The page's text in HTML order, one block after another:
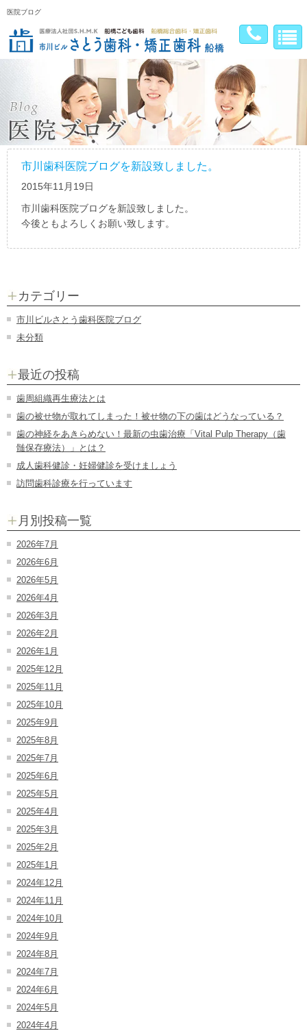
医院ブログ
市川歯科医院ブログを新設致しました。
2015年11月19日
市川歯科医院ブログを新設致しました。
今後ともよろしくお願い致します。
カテゴリー
市川ビルさとう歯科医院ブログ
未分類
最近の投稿
歯周組織再生療法とは
歯の被せ物が取れてしまった！被せ物の下の歯はどうなっている？
歯の神経をあきらめない！最新の虫歯治療「Vital Pulp Therapy（歯
髄保存療法）」とは？
成人歯科健診・妊婦健診を受けましょう
訪問歯科診療を行っています
月別投稿一覧
2026年7月
2026年6月
2026年5月
2026年4月
2026年3月
2026年2月
2026年1月
2025年12月
2025年11月
2025年10月
2025年9月
2025年8月
2025年7月
2025年6月
2025年5月
2025年4月
2025年3月
2025年2月
2025年1月
2024年12月
2024年11月
2024年10月
2024年9月
2024年8月
2024年7月
2024年6月
2024年5月
2024年4月